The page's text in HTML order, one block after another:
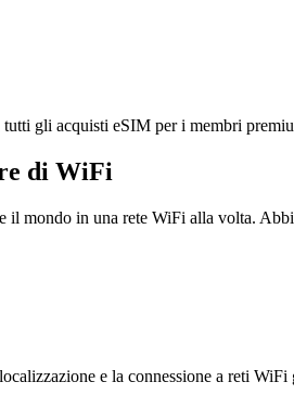
gli acquisti eSIM per i membri
di WiFi
il mondo in una rete WiFi alla volta.
e la connessione a reti